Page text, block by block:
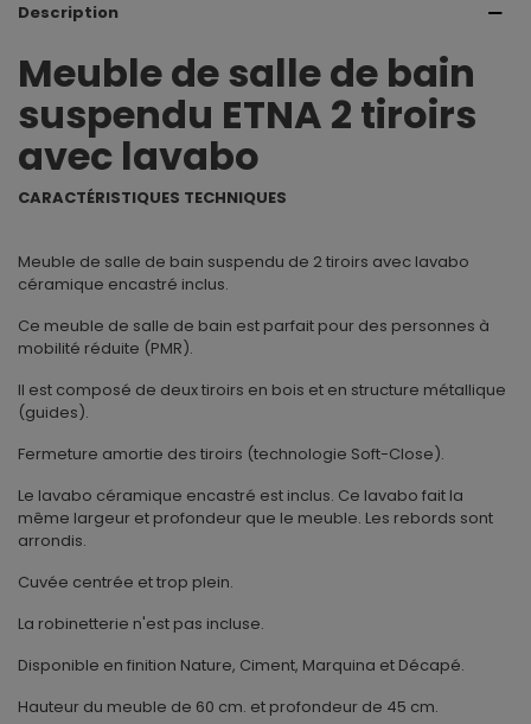
Description
Meuble de salle de bain
suspendu ETNA 2 tiroirs
avec lavabo
CARACTÉRISTIQUES TECHNIQUES
Meuble de salle de bain suspendu de 2 tiroirs avec lavabo
céramique encastré inclus.
Ce meuble de salle de bain est parfait pour des personnes à
mobilité réduite (PMR).
Il est composé de deux tiroirs en bois et en structure métallique
(guides).
Fermeture amortie des tiroirs (technologie Soft-Close).
Le lavabo céramique encastré est inclus. Ce lavabo fait la
même largeur et profondeur que le meuble. Les rebords sont
arrondis.
Cuvée centrée et trop plein.
La robinetterie n'est pas incluse.
Disponible en finition Nature, Ciment, Marquina et Décapé.
Hauteur du meuble de 60 cm. et profondeur de 45 cm.